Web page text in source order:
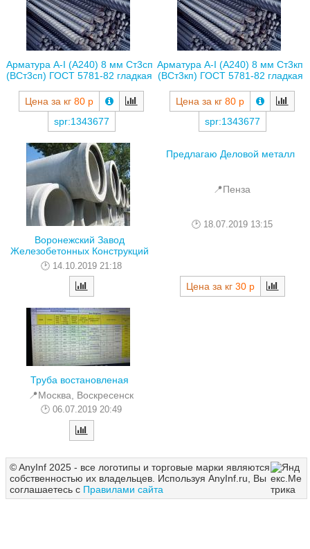
Арматура А-I (А240) 8 мм Ст3сп
(ВСт3сп) ГОСТ 5781-82 гладкая
Цена за кг 80 р
spr:1343677
Арматура А-I (А240) 8 мм Ст3кп
(ВСт3кп) ГОСТ 5781-82 гладкая
Цена за кг 80 р
spr:1343677
Воронежский Завод
Железобетонных Конструкций
14.10.2019 21:18
Предлагаю Деловой металл
📍Пенза
18.07.2019 13:15
Цена за кг30 р
Труба востановленая
📍Москва, Воскресенск
06.07.2019 20:49
© AnyInf 2025 - все логотипы и торговые марки являются
собственностью их владельцев. Используя AnyInf.ru, Вы
соглашаетесь с Правилами сайта